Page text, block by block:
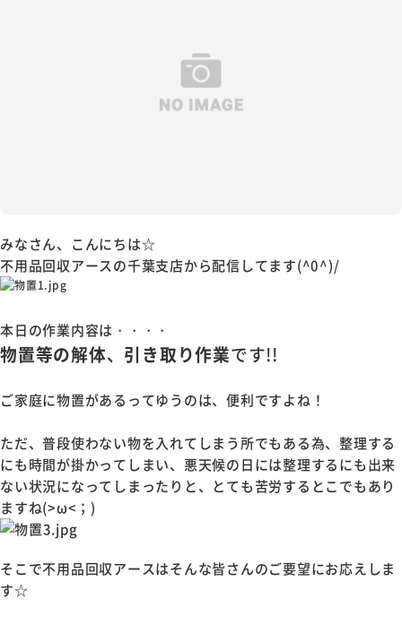
みなさん、こんにちは☆
不用品回収アースの千葉支店から配信してます(^0^)/
本日の作業内容は・・・・
物置等の解体、 引き取り作業です!!
ご家庭に物置があるってゆうのは、便利ですよね！
ただ、普段使わない物を入れてしまう所でもある為、整理する
にも時間が掛かってしまい、悪天候の日には整理するにも出来
ない状況になってしまったりと、とても苦労するとこでもあり
ますね(>ω<；)
そこで不用品回収アースはそんな皆さんのご要望にお応えしま
す☆